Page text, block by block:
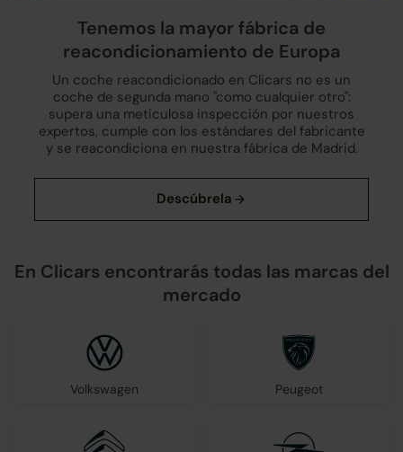
Tenemos la mayor fábrica de
reacondicionamiento de Europa
Un coche reacondicionado en Clicars no es un
coche de segunda mano "como cualquier otro":
supera una meticulosa inspección por nuestros
expertos, cumple con los estándares del fabricante
y se reacondiciona en nuestra fábrica de Madrid.
En Clicars encontrarás todas las marcas del
mercado
Volkswagen Peugeot